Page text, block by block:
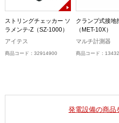
ストリングチェッカー ソ
ラメンテ-Z（SZ-1000）
アイテス
商品コード：32914900
クランプ式接地
（MET-10X）
マルチ計測器
商品コード：
発電設備の商品